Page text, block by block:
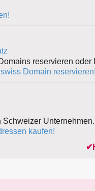
reservieren oder
Domain reservieren!
Schweizer Unternehmen.
kaufen!
✔